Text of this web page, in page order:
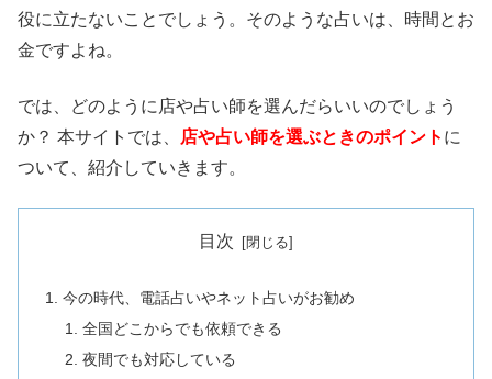
役に立たないことでしょう。そのような占いは、時間とお
金ですよね。
では、どのように店や占い師を選んだらいいのでしょう
か？ 本サイトでは、
店や占い師を選ぶときのポイント に
ついて、紹介していきます。
目次
今の時代、電話占いやネット占いがお勧め
全国どこからでも依頼できる
夜間でも対応している